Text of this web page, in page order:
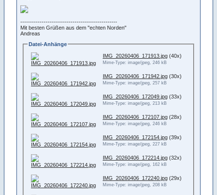
--------------------------------------------------
Mit besten Grüßen aus dem "echten Norden"
Andreas
Datei-Anhänge
IMG_20260406_171913.jpg (40x)
Mime-Type: image/jpeg, 246 kB
IMG_20260406_171942.jpg (30x)
Mime-Type: image/jpeg, 257 kB
IMG_20260406_172049.jpg (33x)
Mime-Type: image/jpeg, 213 kB
IMG_20260406_172107.jpg (28x)
Mime-Type: image/jpeg, 246 kB
IMG_20260406_172154.jpg (39x)
Mime-Type: image/jpeg, 227 kB
IMG_20260406_172214.jpg (32x)
Mime-Type: image/jpeg, 162 kB
IMG_20260406_172240.jpg (29x)
Mime-Type: image/jpeg, 208 kB